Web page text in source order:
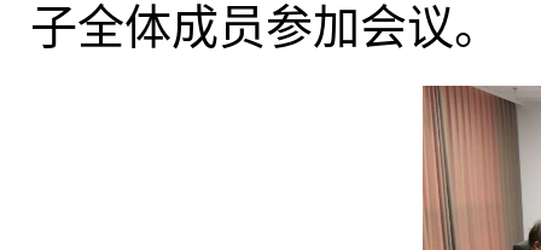
子全体成员参加会议。